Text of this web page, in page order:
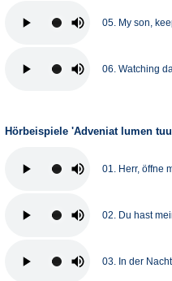
05. My son,
06. Watching
Hörbeispiele 'Adveniat lumen
01. Herr, öffne
02. Du hast
03. In der